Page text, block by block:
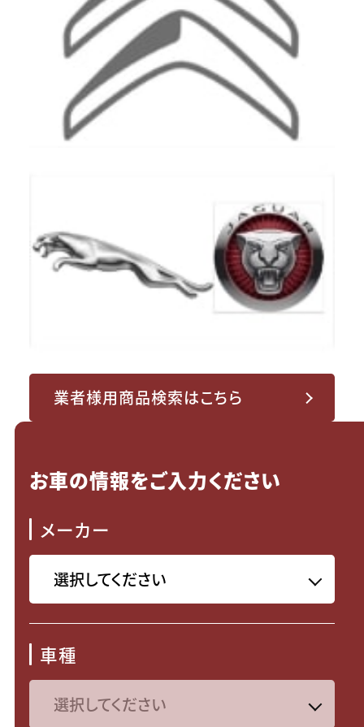
業者様用商品検索はこちら
お車の情報をご入力ください
メーカー
車種